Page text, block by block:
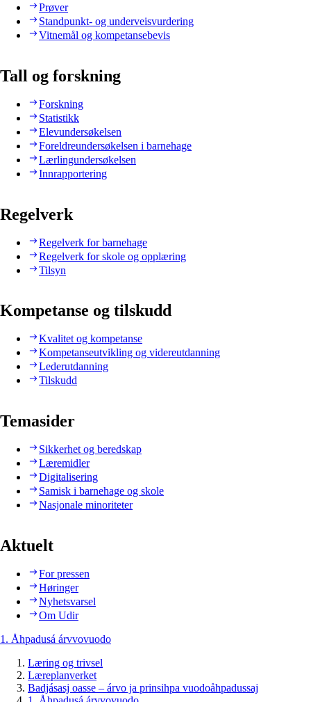
Prøver
Standpunkt- og underveisvurdering
Vitnemål og kompetansebevis
Tall og forskning
Forskning
Statistikk
Elevundersøkelsen
Foreldreundersøkelsen i barnehage
Lærlingundersøkelsen
Innrapportering
Regelverk
Regelverk for barnehage
Regelverk for skole og opplæring
Tilsyn
Kompetanse og tilskudd
Kvalitet og kompetanse
Kompetanseutvikling og videreutdanning
Lederutdanning
Tilskudd
Temasider
Sikkerhet og beredskap
Læremidler
Digitalisering
Samisk i barnehage og skole
Nasjonale minoriteter
Aktuelt
For pressen
Høringer
Nyhetsvarsel
Om Udir
1. Åhpadusá árvvovuodo
Læring og trivsel
Læreplanverket
Badjásasj oasse – árvo ja prinsihpa vuodoåhpadussaj